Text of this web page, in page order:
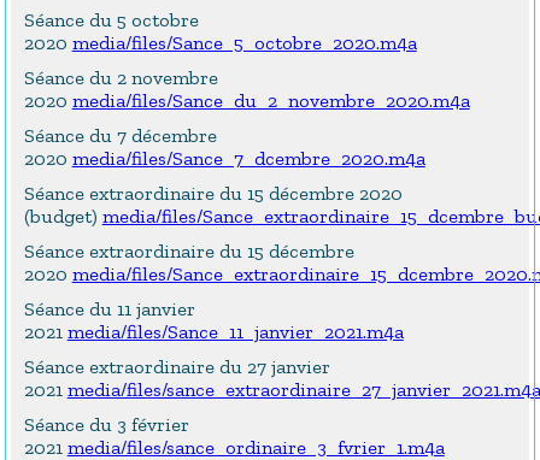
Séance du 5 octobre
2020 media/files/Sance_5_octobre_2020.m4a
Séance du 2 novembre
2020 media/files/Sance_du_2_novembre_2020.m4a
Séance du 7 décembre
2020 media/files/Sance_7_dcembre_2020.m4a
Séance extraordinaire du 15 décembre 2020
(budget) media/files/
Séance extraordinaire du 15 décembre
2020 media/files/
Séance du 11 janvier
2021 media/files/Sance_11_janvier_2021.m4a
Séance extraordinaire du 27 janvier
2021 media/files/sance_extraordinaire_27_janvier_2021.m4a
Séance du 3 février
2021 media/files/sance_ordinaire_3_fvrier_1.m4a